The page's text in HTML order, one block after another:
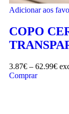
Adicionar aos
COPO
3.87€ – 62.99€
Comprar